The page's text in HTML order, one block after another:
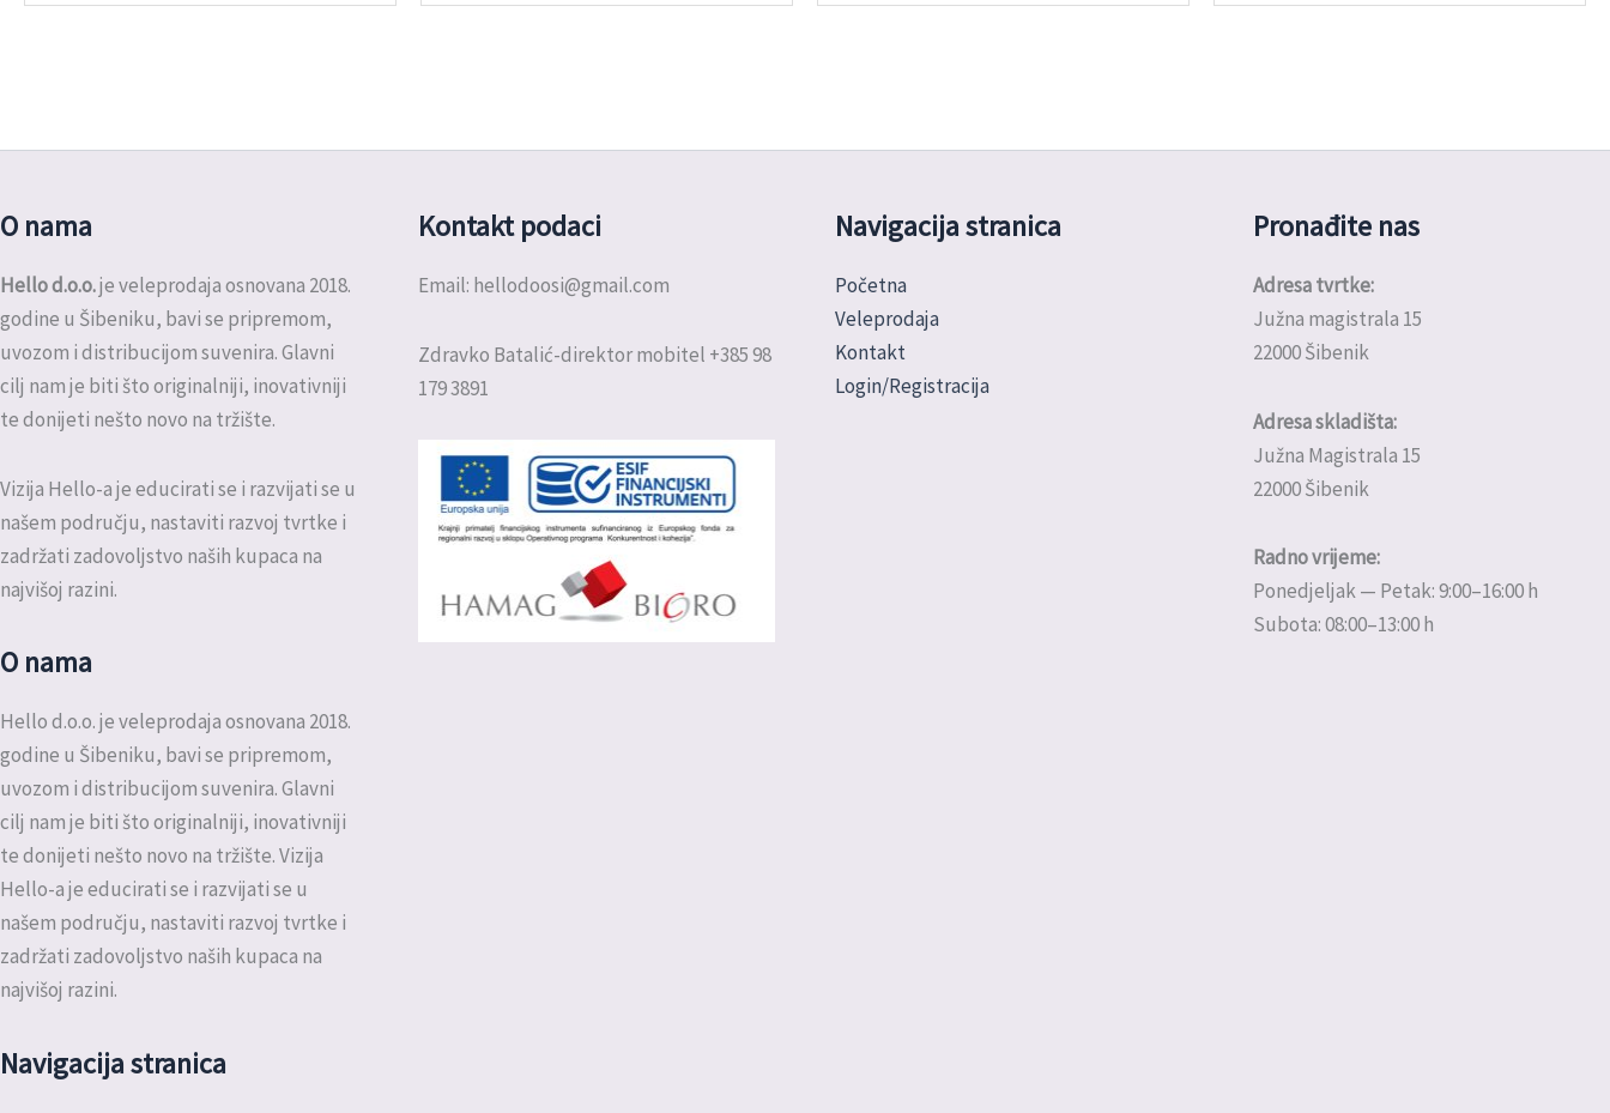
O nama
Hello d.o.o.je veleprodaja osnovana 2018.
godine u Šibeniku, bavi se pripremom,
uvozom i distribucijom suvenira. Glavni
cilj nam je biti što originalniji, inovativniji
te donijeti nešto novo na tržište.
Vizija Hello-a je educirati se i razvijati se u
našem području, nastaviti razvoj tvrtke i
zadržati zadovoljstvo naših kupaca na
najvišoj razini.
O nama
Hello d.o.o. je veleprodaja osnovana 2018.
godine u Šibeniku, bavi se pripremom,
uvozom i distribucijom suvenira. Glavni
cilj nam je biti što originalniji, inovativniji
te donijeti nešto novo na tržište. Vizija
Hello-a je educirati se i razvijati se u
našem području, nastaviti razvoj tvrtke i
zadržati zadovoljstvo naših kupaca na
najvišoj razini.
Navigacija stranica
Kontakt podaci
Email: hellodoosi@gmail.com
Zdravko Batalić-direktor mobitel +385 98
179 3891
Navigacija stranica
Početna
Veleprodaja
Kontakt
Login/Registracija
Pronađite nas
Adresa tvrtke:
Južna magistrala 15
22000 Šibenik
Adresa skladišta:
Južna Magistrala 15
22000 Šibenik
Radno vrijeme:
Ponedjeljak — Petak: 9:00–16:00 h
Subota: 08:00–13:00 h